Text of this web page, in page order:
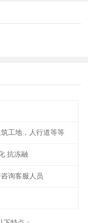
工地，人行道等等
抗冻融
询客服人员